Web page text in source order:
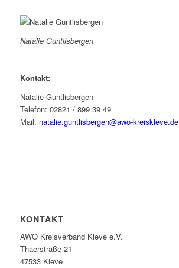
Natalie Guntlisbergen
Kontakt:
Natalie Guntlisbergen
Telefon: 02821 / 899 39 49
Mail: natalie.guntlisbergen@awo-kreiskleve.de
KONTAKT
AWO Kreisverband Kleve e.V.
Thaerstraße 21
47533 Kleve